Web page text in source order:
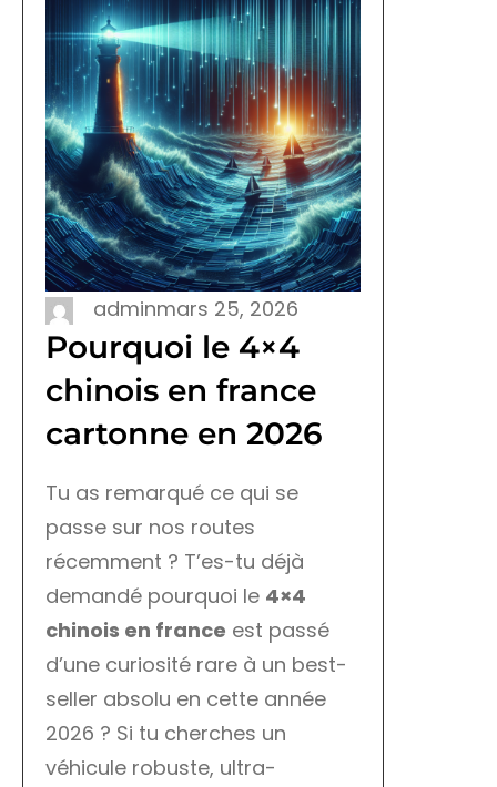
adminmars 25, 2026
Pourquoi le 4×4
chinois en france
cartonne en 2026
Tu as remarqué ce qui se
passe sur nos routes
récemment ? T’es-tu déjà
demandé pourquoi le 4×4
chinois en france est passé
d’une curiosité rare à un best-
seller absolu en cette année
2026 ? Si tu cherches un
véhicule robuste, ultra-